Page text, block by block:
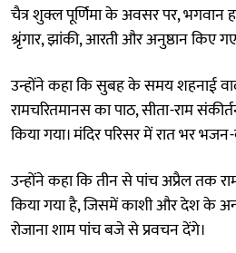
चैत्र शुक्ल पूर्णिमा के अवसर पर, भगवान
श्रृंगार, झांकी, आरती और अनुष्ठान किए
उन्होंने कहा कि सुबह के समय शहनाई वादन,
रामचरितमानस का पाठ, सीता-राम
किया गया। मंदिर परिसर में रात भर भजन-
उन्होंने कहा कि तीन से पांच अप्रैल तक
किया गया है, जिसमें काशी और देश के
रोजाना शाम पांच बजे से प्रवचन देंगे।